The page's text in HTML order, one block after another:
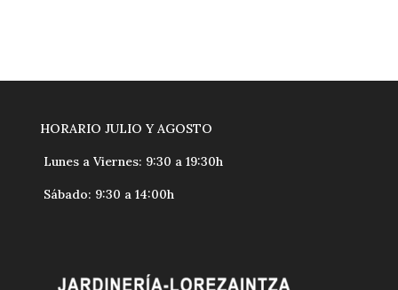
HORARIO JULIO Y AGOSTO
Lunes a Viernes: 9:30 a 19:30h
Sábado: 9:30 a 14:00h